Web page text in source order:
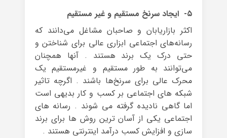
۵- ایجاد سرنخ مستقیم و غیر مستقیم
اکثر بازاریابان و صاحبان مشاغل می‌دانند که
رسانه‌های اجتماعی ابزاری عالی برای شناختن و
حتی درک یک برند هستند . آنها همچنان
می‌توانند به طور مستقیم و غیرمستقیم یک
محرک عالی برای سرنخ‌ها باشند . اگرچه تاثیر
شبکه های اجتماعی بر کسب و کار بدیهی است
اما گاهی نادیده گرفته می شوند . رسانه های
اجتماعی یکی از آسان ترین روش ها برای برند
سازی و افزایش کسب درآمد اینترنتی هستند .